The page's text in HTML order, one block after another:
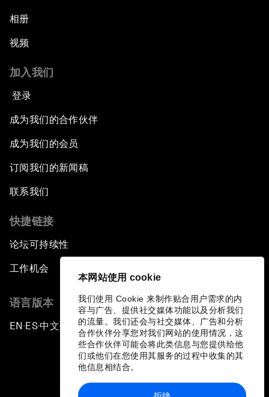
本网站使用 cookie
我们使用 Cookie 来制作贴合用户需求的内
容与广告、提供社交媒体功能以及分析我们
的流量。我们还会与社交媒体、广告和分析
合作伙伴分享您对我们网站的使用情况，这
些合作伙伴可能会将此类信息与您提供给他
们或他们在您使用其服务的过程中收集的其
他信息相结合。
相册
视频
加入我们
登录
成为我们的合作伙伴
成为我们的会员
订阅我们的新闻稿
联系我们
快捷链接
论坛可持续性
工作机会
语言版本
EN ▪ES▪中文▪ 日本語